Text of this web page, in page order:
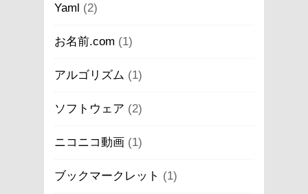
Yaml (2)
お名前.com (1)
アルゴリズム (1)
ソフトウェア (2)
ニコニコ動画 (1)
ブックマークレット (1)